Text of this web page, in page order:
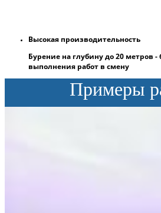
Высокая производительность
Бурение на глубину до 20 метров
выполнения работ в смену
Примеры